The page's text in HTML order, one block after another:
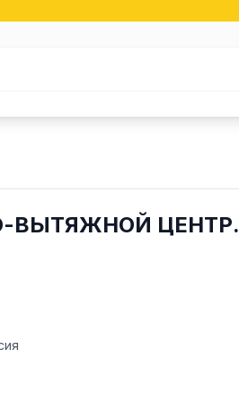
ВЫТЯЖНОЙ ЦЕНТР.